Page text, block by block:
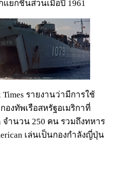
แยกชิ้นส่วนเมื่อปี 1961
รายงานว่ามีการใช้
งทัพเรือสหรัฐอเมริกาที่
จำนวน 250 คน รวมถึงทหาร
เล่นเป็นกองกำลังญี่ปุ่น